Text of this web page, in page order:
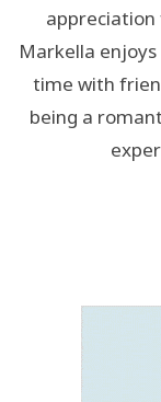
Markella
time with
being a